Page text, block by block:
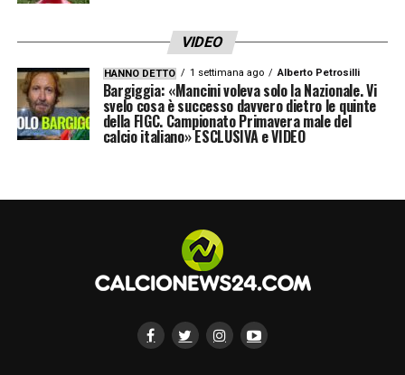
VIDEO
HANNO DETTO 1 settimana ago Alberto Petrosilli
Bargiggia: «Mancini voleva solo la Nazionale. Vi
svelo cosa è successo davvero dietro le quinte
della FIGC. Campionato Primavera male del
calcio italiano» ESCLUSIVA e VIDEO